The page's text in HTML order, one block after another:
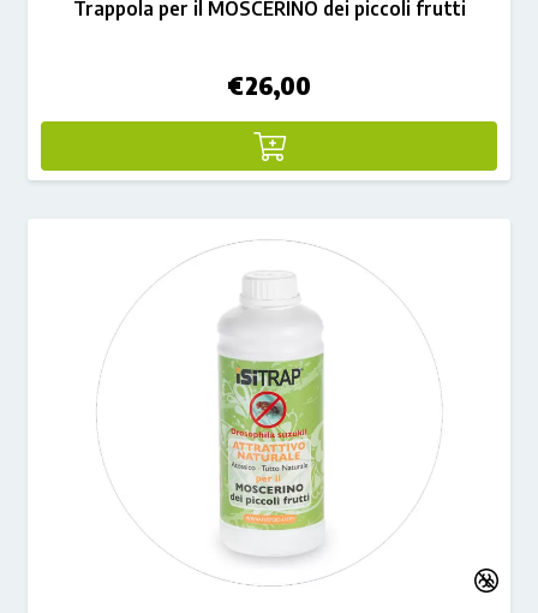
Trappola per il MOSCERINO dei piccoli frutti
€26,00